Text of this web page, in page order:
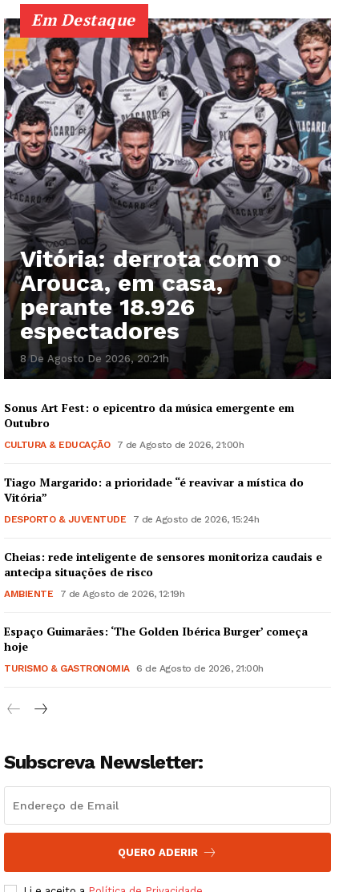
Guimarães, agora!
Institucional
Artigos
Edição Digital
Grande Entrevista
Em Destaque
Vitória: derrota com o
Arouca, em casa,
perante 18.926
espectadores
8 De Agosto De 2026, 20:21h
Sonus Art Fest: o epicentro da música emergente em
Outubro
CULTURA & EDUCAÇÃO 7 de Agosto de 2026, 21:00h
Tiago Margarido: a prioridade “é reavivar a mística do
Vitória”
DESPORTO & JUVENTUDE 7 de Agosto de 2026, 15:24h
Cheias: rede inteligente de sensores monitoriza caudais e
antecipa situações de risco
AMBIENTE 7 de Agosto de 2026, 12:19h
Espaço Guimarães: ‘The Golden Ibérica Burger’ começa
hoje
TURISMO & GASTRONOMIA 6 de Agosto de 2026, 21:00h
Subscreva Newsletter:
QUERO ADERIR